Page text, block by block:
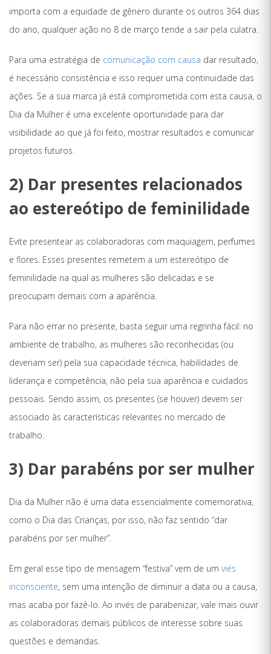
importa com a equidade de gênero durante os outros 364 dias
do ano, qualquer ação no 8 de março tende a sair pela culatra.
Para uma estratégia de comunicação com causa dar resultado,
é necessário consistência e isso requer uma continuidade das
ações. Se a sua marca já está comprometida com esta causa, o
Dia da Mulher é uma excelente oportunidade para dar
visibilidade ao que já foi feito, mostrar resultados e comunicar
projetos futuros.
2) Dar presentes relacionados
ao estereótipo de feminilidade
Evite presentear as colaboradoras com maquiagem, perfumes
e flores. Esses presentes remetem a um estereótipo de
feminilidade na qual as mulheres são delicadas e se
preocupam demais com a aparência.
Para não errar no presente, basta seguir uma regrinha fácil: no
ambiente de trabalho, as mulheres são reconhecidas (ou
deveriam ser) pela sua capacidade técnica, habilidades de
liderança e competência, não pela sua aparência e cuidados
pessoais. Sendo assim, os presentes (se houver) devem ser
associado às características relevantes no mercado de
trabalho.
3) Dar parabéns por ser mulher
Dia da Mulher não é uma data essencialmente comemorativa,
como o Dia das Crianças, por isso, não faz sentido “dar
parabéns por ser mulher”.
Em geral esse tipo de mensagem “festiva” vem de um viés
inconsciente, sem uma intenção de diminuir a data ou a causa,
mas acaba por fazê-lo. Ao invés de parabenizar, vale mais ouvir
as colaboradoras demais públicos de interesse sobre suas
questões e demandas.